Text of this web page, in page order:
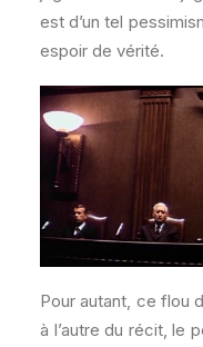
est d’un tel
espoir de vérité.
Pour autant, ce flou
à l’autre du récit, le